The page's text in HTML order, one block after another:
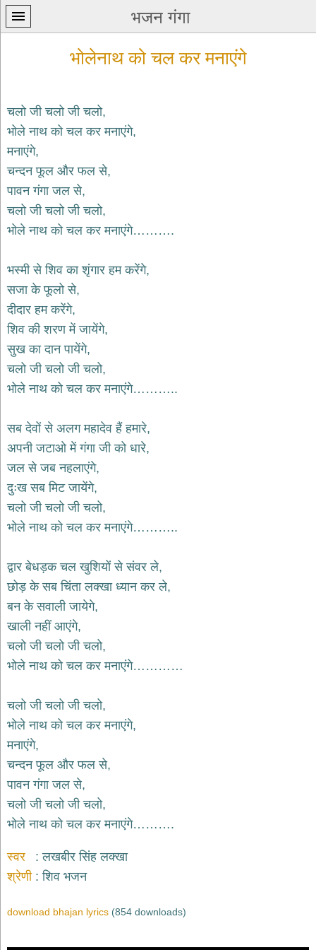
भजन गंगा
प्रथम
पन्ना
कृष्ण
भजन
krishna
bhajans
भजन
bhajans
हनुमान
भजन
bhajans
साईं
भजन
जैन
भजन
jain
bhajans
दुर्गा
भजन
durga
bhajans
गणेश
भजन
ganesh
bhajans
राम
भजन
raam
भजन
gurudev
bhajans
विविध
भजन
miscellaneous
bhajans
विष्णु
भजन
बाबा
बालक
भजन
भोलेनाथ को चल कर मनाएंगे
चलो जी चलो जी चलो,
भोले नाथ को चल कर मनाएंगे,
मनाएंगे,
चन्दन फूल और फल से,
पावन गंगा जल से,
चलो जी चलो जी चलो,
भोले नाथ को चल कर मनाएंगे……….
भस्मी से शिव का शृंगार हम करेंगे,
सजा के फूलो से,
दीदार हम करेंगे,
शिव की शरण में जायेंगे,
सुख का दान पायेंगे,
चलो जी चलो जी चलो,
भोले नाथ को चल कर मनाएंगे………..
सब देवों से अलग महादेव हैं हमारे,
अपनी जटाओ में गंगा जी को धारे,
जल से जब नहलाएंगे,
दुःख सब मिट जायेंगे,
चलो जी चलो जी चलो,
भोले नाथ को चल कर मनाएंगे………..
द्वार बेधड़क चल खुशियों से संवर ले,
छोड़ के सब चिंता लक्खा ध्यान कर ले,
बन के सवाली जायेगे,
खाली नहीं आएंगे,
चलो जी चलो जी चलो,
भोले नाथ को चल कर मनाएंगे…………
चलो जी चलो जी चलो,
भोले नाथ को चल कर मनाएंगे,
मनाएंगे,
चन्दन फूल और फल से,
पावन गंगा जल से,
चलो जी चलो जी चलो,
भोले नाथ को चल कर मनाएंगे……….
स्वर
लखबीर सिंह लक्खा
श्रेणी
शिव भजन
download bhajan lyrics (854 downloads)